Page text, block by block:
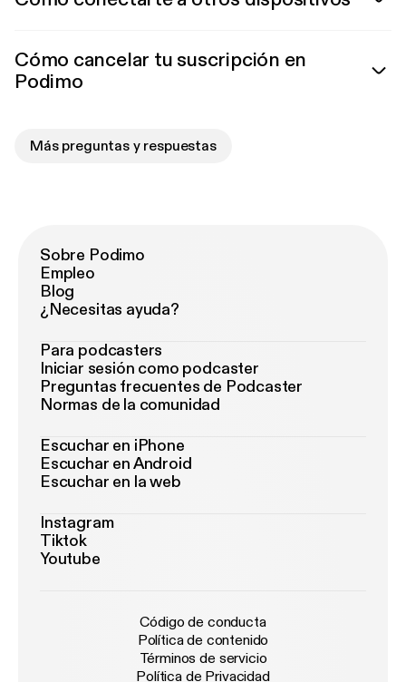
Cómo cancelar tu suscripción en
Podimo
Más preguntas y respuestas
Sobre Podimo
Empleo
Blog
¿Necesitas ayuda?
Para podcasters
Iniciar sesión como podcaster
Preguntas frecuentes de Podcaster
Normas de la comunidad
Escuchar en iPhone
Escuchar en Android
Escuchar en la web
Instagram
Tiktok
Youtube
Código de conducta
Política de contenido
Términos de servicio
Política de Privacidad